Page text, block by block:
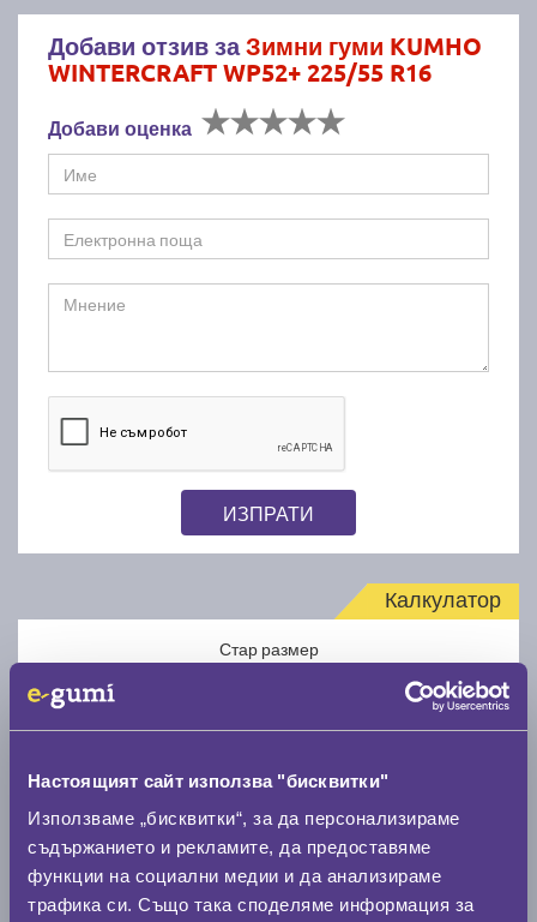
Настоящият сайт използва "бисквитки"
Използваме „бисквитки“, за да персонализираме
съдържанието и рекламите, да предоставяме
функции на социални медии и да анализираме
трафика си. Също така споделяме информация за
Добави отзив заЗимни гуми KUMHO
WINTERCRAFT WP52+ 225/55 R16
Добави оценка
ИЗПРАТИ
Калкулатор
Стар размер
Нов размер